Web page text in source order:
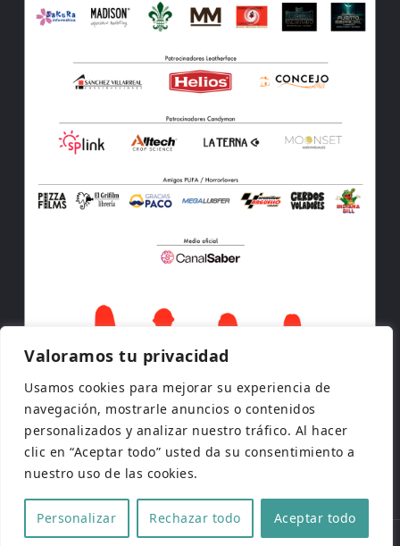
Valoramos tu privacidad
Usamos cookies para mejorar su experiencia de
navegación, mostrarle anuncios o contenidos
personalizados y analizar nuestro tráfico. Al hacer
clic en “Aceptar todo” usted da su consentimiento a
nuestro uso de las cookies.
Personalizar Rechazar todo Aceptar todo